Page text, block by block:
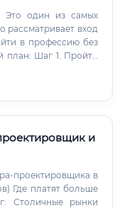
Это один из самых
рассматривает вход
в профессию без
Пройти
Шаг
и
проектировщика в
Столичные рынки